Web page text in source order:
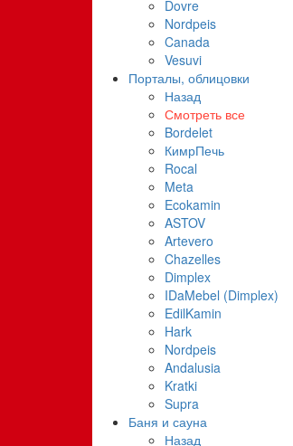
Dovre
Nordpeis
Canada
Vesuvi
Порталы, облицовки
Назад
Смотреть все
Bordelet
КимрПечь
Rocal
Meta
Ecokamin
ASTOV
Artevero
Chazelles
Dimplex
IDaMebel (Dimplex)
EdilKamin
Hark
Nordpeis
Andalusia
Kratki
Supra
Баня и сауна
Назад